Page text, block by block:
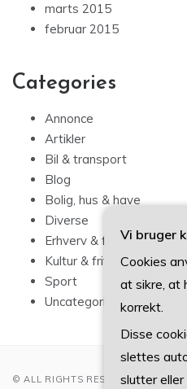
marts 2015
februar 2015
Categories
Annonce
Artikler
Bil & transport
Blog
Bolig, hus & have
Diverse
Erhverv & forbrug
Kultur & fritid
Sport
Uncategorized
© ALL RIGHTS RESERVED 2022
Vi bruger
Cookies
at sikre, at
korrekt.
Disse
slettes
slutter